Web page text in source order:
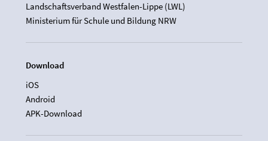
Landschaftsverband Westfalen-Lippe (LWL)
Ministerium für Schule und Bildung NRW
Download
iOS
Android
APK-Download